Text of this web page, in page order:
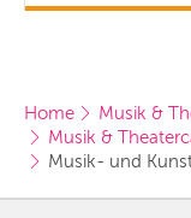
Home
Musik &
Musik &
Musik- und